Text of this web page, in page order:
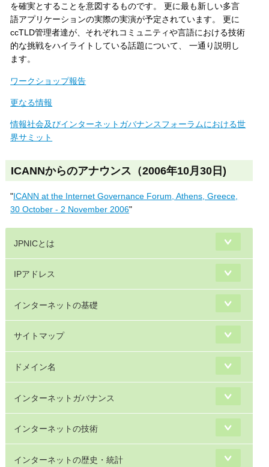
を確実とすることを意図するものです。 更に最も新しい多言
語アプリケーションの実際の実演が予定されています。 更に
ccTLD管理者達が、それぞれコミュニティや言語における技術
的な挑戦をハイライトしている話題について、 一通り説明し
ます。
ワークショップ報告
更なる情報
情報社会及びインターネットガバナンスフォーラムにおける世
界サミット
ICANNからのアナウンス（2006年10月30日)
"ICANN at the Internet Governance Forum, Athens, Greece,
30 October - 2 November 2006"
JPNICとは
IPアドレス
インターネットの基礎
サイトマップ
ドメイン名
インターネットガバナンス
インターネットの技術
インターネットの歴史・統計